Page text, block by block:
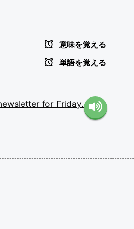
意味を覚える
単語を覚える
for Friday.